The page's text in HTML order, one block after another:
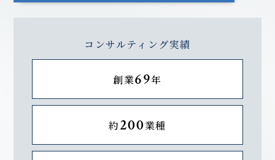
コンサルティング実績
創業69年
約200業種